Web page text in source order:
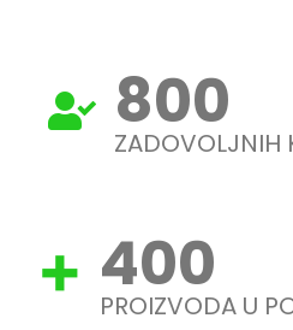
944
ZADOVOLJNIH
472
PROIZVODA U